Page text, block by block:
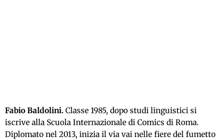
Fabio Baldolini. Classe 1985, dopo studi linguistici si
iscrive alla Scuola Internazionale di Comics di Roma.
Diplomato nel 2013, inizia il via vai nelle fiere del fumetto